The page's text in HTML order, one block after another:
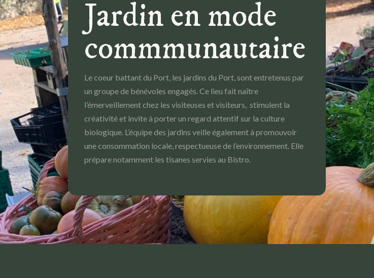
Jardin en mode
commmunautaire
Le coeur battant du Port, les jardins du Port, sont entretenus par
un groupe de bénévoles engagés. Ce lieu fait naître
l’émerveillement chez les visiteuses et visiteurs, stimulent la
créativité et invite à porter un regard attentif sur la culture
biologique. L’équipe des jardins veille également à promouvoir
une consommation locale, respectueuse de l’environnement. Elle
prépare notamment les tisanes servies au Bistro.